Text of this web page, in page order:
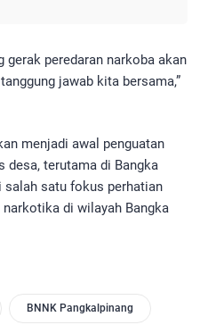
gerak peredaran narkoba akan
jawab kita bersama,”
menjadi awal penguatan
desa, terutama di Bangka
salah satu fokus perhatian
di wilayah Bangka
BNNK Pangkalpinang